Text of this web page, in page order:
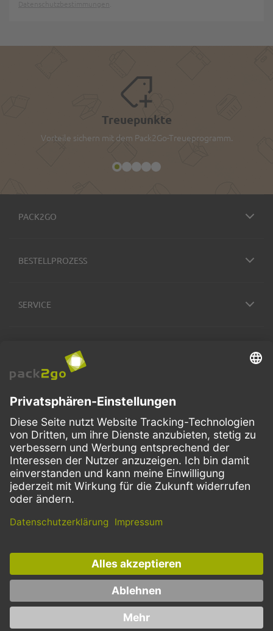
Treuepunkte
Vorteile sichern mit dem Pack2Go-Treueprogramm.
PACK2GO
BESTELLPROZESS
SERVICE
VERSANDARTEN
FacebookInstagramLinkedIn
Dieses Angebot ist ausschließlich für Gastronomie, Handel, Industrie,
Handwerk, öffentliche Einrichtungen und die freien Berufe bestimmt.